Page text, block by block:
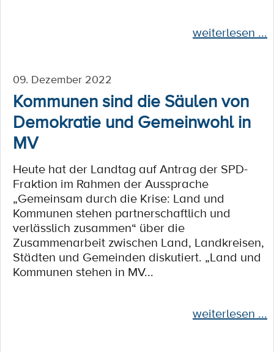
weiterlesen ...
09. Dezember 2022
Kommunen sind die Säulen von
Demokratie und Gemeinwohl in
MV
Heute hat der Landtag auf Antrag der SPD-
Fraktion im Rahmen der Aussprache
„Gemeinsam durch die Krise: Land und
Kommunen stehen partnerschaftlich und
verlässlich zusammen“ über die
Zusammenarbeit zwischen Land, Landkreisen,
Städten und Gemeinden diskutiert. „Land und
Kommunen stehen in MV...
weiterlesen ...